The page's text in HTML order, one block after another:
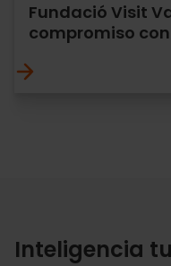
Fundació Visit
compromiso
Inteligencia